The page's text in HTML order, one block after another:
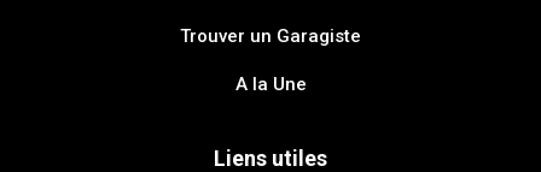
Trouver un Garagiste
A la Une
Liens utiles